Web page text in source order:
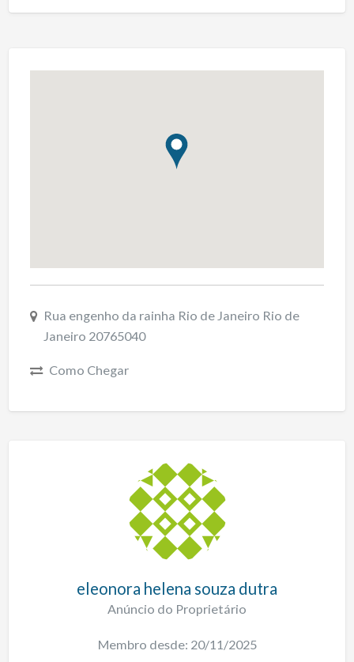
Rua engenho da rainha Rio de Janeiro Rio de
Janeiro 20765040
Como Chegar
eleonora helena souza dutra
Anúncio do Proprietário
Membro desde: 20/11/2025